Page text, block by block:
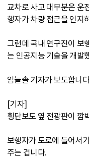
교차로 사고 대부분은 운
행자가 차량 접근을 인지
그런데 국내 연구진이 보
는 인공지능 기술을 개발
임늘솔 기자가 보도합니
[기자]
횡단보도 옆 전광판이 깜
보행자가 도로에 들어서
주는 겁니다.